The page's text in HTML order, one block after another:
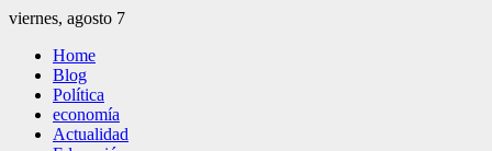
Saltar
contenido
viernes, agosto 7
El Independiente
El independiente Libre y Transparente
Home
Blog
Política
economía
Actualidad